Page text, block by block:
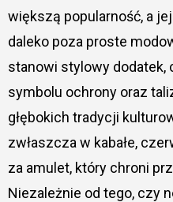
większą popularność, a
daleko poza proste
stanowi stylowy dodatek,
symbolu ochrony oraz
głębokich tradycji
zwłaszcza w kabałe,
za amulet, który chroni
Niezależnie od tego, czy